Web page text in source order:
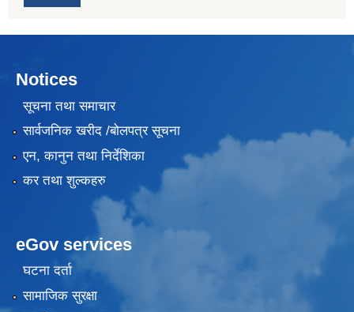
Notices
सूचना तथा समाचार
सार्वजनिक खरीद /बोलपत्र सूचना
एन, कानुन तथा निर्देशिका
कर तथा शुल्कहरु
eGov services
घटना दर्ता
सामाजिक सुरक्षा